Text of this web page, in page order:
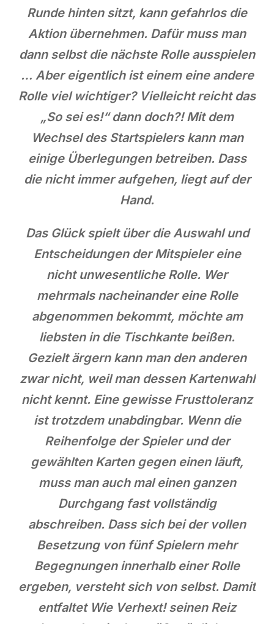
Runde hinten sitzt, kann gefahrlos die
Aktion übernehmen. Dafür muss man
dann selbst die nächste Rolle ausspielen
… Aber eigentlich ist einem eine andere
Rolle viel wichtiger? Vielleicht reicht das
„So sei es!“ dann doch?! Mit dem
Wechsel des Startspielers kann man
einige Überlegungen betreiben. Dass
die nicht immer aufgehen, liegt auf der
Hand.
Das Glück spielt über die Auswahl und
Entscheidungen der Mitspieler eine
nicht unwesentliche Rolle. Wer
mehrmals nacheinander eine Rolle
abgenommen bekommt, möchte am
liebsten in die Tischkante beißen.
Gezielt ärgern kann man den anderen
zwar nicht, weil man dessen Kartenwahl
nicht kennt. Eine gewisse Frusttoleranz
ist trotzdem unabdingbar. Wenn die
Reihenfolge der Spieler und der
gewählten Karten gegen einen läuft,
muss man auch mal einen ganzen
Durchgang fast vollständig
abschreiben. Dass sich bei der vollen
Besetzung von fünf Spielern mehr
Begegnungen innerhalb einer Rolle
ergeben, versteht sich von selbst. Damit
entfaltet Wie Verhext! seinen Reiz